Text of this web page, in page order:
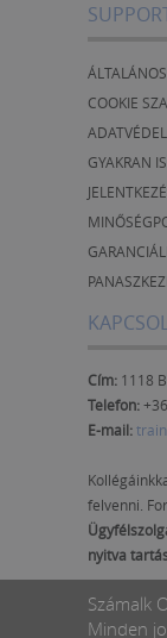
COOKIE
GYAKRAN
Cím: 1118
Telefon:
E-mail:
felvenni.
nyitva
Számalk
Minden